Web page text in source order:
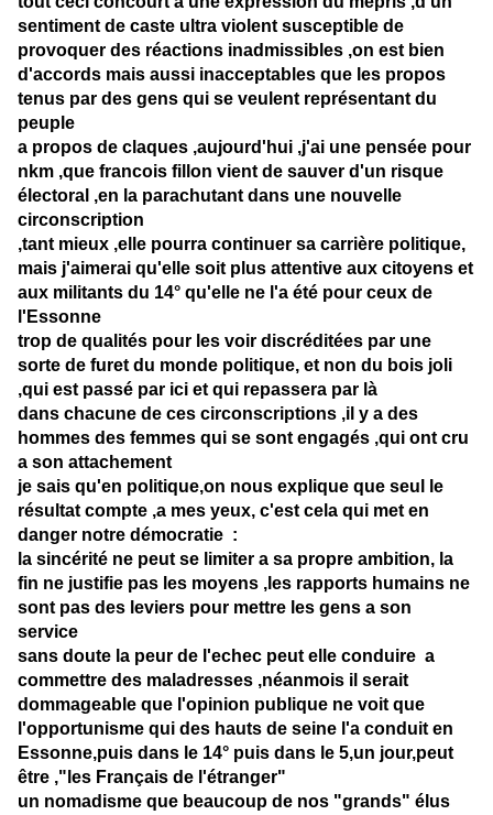
sentiment de caste ultra violent susceptible de
provoquer des réactions inadmissibles ,on est bien
d'accords mais aussi inacceptables que les propos
tenus par des gens qui se veulent représentant du
peuple
a propos de claques ,aujourd'hui ,j'ai une pensée pour
nkm ,que francois fillon vient de sauver d'un risque
électoral ,en la parachutant dans une nouvelle
circonscription
,tant mieux ,elle pourra continuer sa carrière politique,
mais j'aimerai qu'elle soit plus attentive aux citoyens et
aux militants du 14° qu'elle ne l'a été pour ceux de
l'Essonne
trop de qualités pour les voir discréditées par une
sorte de furet du monde politique, et non du bois joli
,qui est passé par ici et qui repassera par là
dans chacune de ces circonscriptions ,il y a des
hommes des femmes qui se sont engagés ,qui ont cru
a son attachement
je sais qu'en politique,on nous explique que seul le
résultat compte ,a mes yeux, c'est cela qui met en
danger notre démocratie :
la sincérité ne peut se limiter a sa propre ambition, la
fin ne justifie pas les moyens ,les rapports humains ne
sont pas des leviers pour mettre les gens a son
service
sans doute la peur de l'echec peut elle conduire a
commettre des maladresses ,néanmois il serait
dommageable que l'opinion publique ne voit que
l'opportunisme qui des hauts de seine l'a conduit en
Essonne,puis dans le 14° puis dans le 5,un jour,peut
être ,"les Français de l'étranger"
un nomadisme que beaucoup de nos "grands" élus